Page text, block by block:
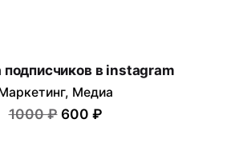
подписчиков в instagram
Медиа
1000 ₽600 ₽